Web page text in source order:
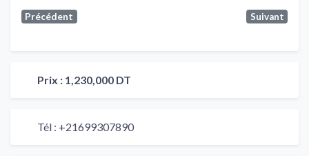
Précédent Suivant
Prix : 1,230,000 DT
Tél : +21699307890